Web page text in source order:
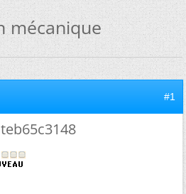
mécanique
#1